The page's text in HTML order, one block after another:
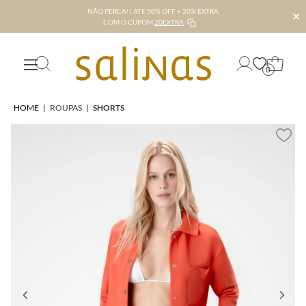
NÃO PERCA! | ATÉ 50% OFF + 20% EXTRA
COM O CUPOM 20EXTRA ✕
0
HOME | ROUPAS | SHORTS